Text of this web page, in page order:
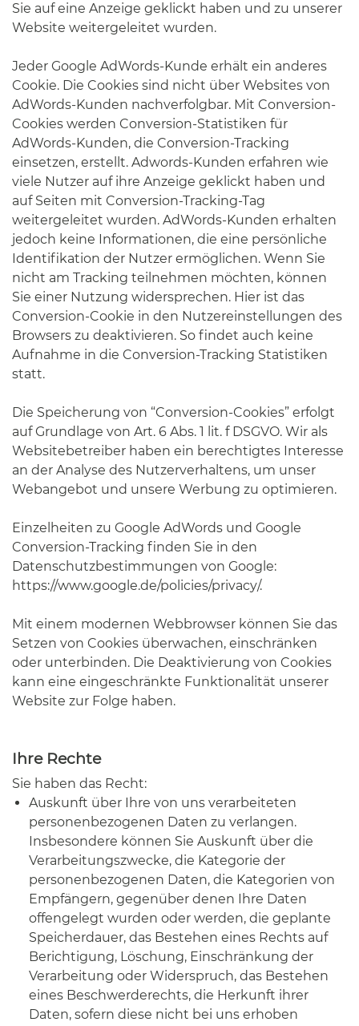
Sie auf eine Anzeige geklickt haben und zu unserer
Website weitergeleitet wurden.
Jeder Google AdWords-Kunde erhält ein anderes
Cookie. Die Cookies sind nicht über Websites von
AdWords-Kunden nachverfolgbar. Mit Conversion-
Cookies werden Conversion-Statistiken für
AdWords-Kunden, die Conversion-Tracking
einsetzen, erstellt. Adwords-Kunden erfahren wie
viele Nutzer auf ihre Anzeige geklickt haben und
auf Seiten mit Conversion-Tracking-Tag
weitergeleitet wurden. AdWords-Kunden erhalten
jedoch keine Informationen, die eine persönliche
Identifikation der Nutzer ermöglichen. Wenn Sie
nicht am Tracking teilnehmen möchten, können
Sie einer Nutzung widersprechen. Hier ist das
Conversion-Cookie in den Nutzereinstellungen des
Browsers zu deaktivieren. So findet auch keine
Aufnahme in die Conversion-Tracking Statistiken
statt.
Die Speicherung von “Conversion-Cookies” erfolgt
auf Grundlage von Art. 6 Abs. 1 lit. f DSGVO. Wir als
Websitebetreiber haben ein berechtigtes Interesse
an der Analyse des Nutzerverhaltens, um unser
Webangebot und unsere Werbung zu optimieren.
Einzelheiten zu Google AdWords und Google
Conversion-Tracking finden Sie in den
Datenschutzbestimmungen von Google:
https://www.google.de/policies/privacy/.
Mit einem modernen Webbrowser können Sie das
Setzen von Cookies überwachen, einschränken
oder unterbinden. Die Deaktivierung von Cookies
kann eine eingeschränkte Funktionalität unserer
Website zur Folge haben.
Ihre Rechte
Sie haben das Recht:
Auskunft über Ihre von uns verarbeiteten
personenbezogenen Daten zu verlangen.
Insbesondere können Sie Auskunft über die
Verarbeitungszwecke, die Kategorie der
personenbezogenen Daten, die Kategorien von
Empfängern, gegenüber denen Ihre Daten
offengelegt wurden oder werden, die geplante
Speicherdauer, das Bestehen eines Rechts auf
Berichtigung, Löschung, Einschränkung der
Verarbeitung oder Widerspruch, das Bestehen
eines Beschwerderechts, die Herkunft ihrer
Daten, sofern diese nicht bei uns erhoben